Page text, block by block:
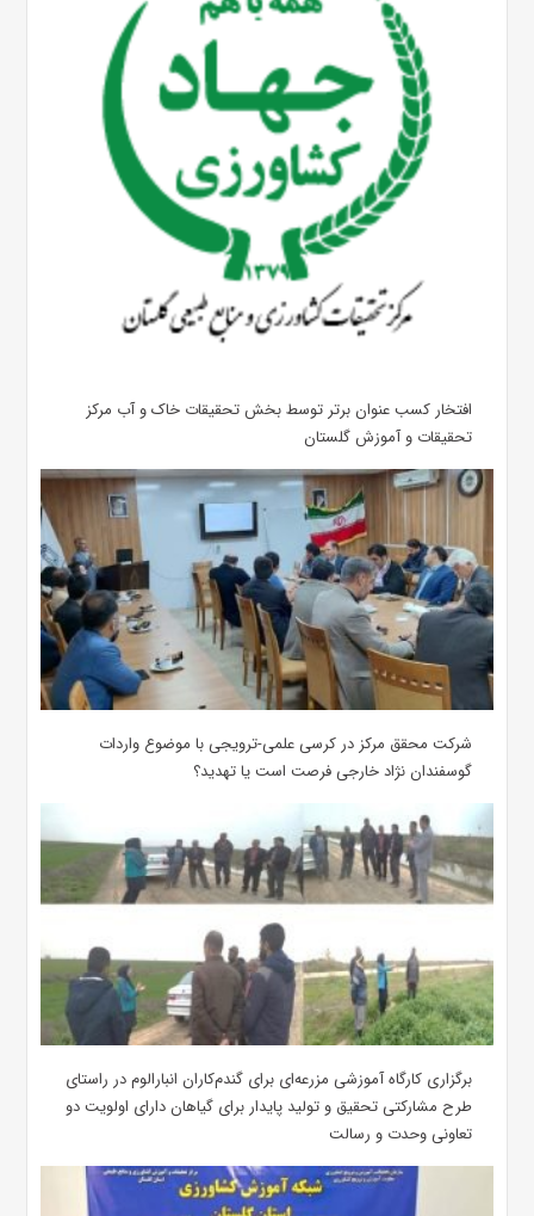
افتخار کسب عنوان برتر توسط بخش تحقیقات خاک و آب مرکز
تحقیقات و آموزش گلستان
شرکت محقق مرکز در کرسی علمی-ترویجی با موضوع واردات
گوسفندان نژاد خارجی فرصت است یا تهدید؟
برگزاری کارگاه آموزشی مزرعه‌ای برای گندم‌کاران انبارالوم در راستای
طرح مشارکتی تحقیق و تولید پایدار برای گیاهان دارای اولویت دو
تعاونی وحدت و رسالت